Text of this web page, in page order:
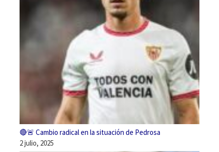
🔴🚨 Cambio radical en la situación de Pedrosa
2 julio, 2025